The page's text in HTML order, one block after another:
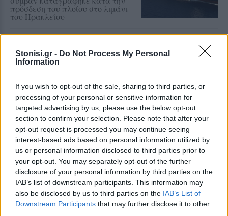
Stonisi.gr - Do Not Process My Personal
Information
If you wish to opt-out of the sale, sharing to third parties, or
processing of your personal or sensitive information for
targeted advertising by us, please use the below opt-out
section to confirm your selection. Please note that after your
opt-out request is processed you may continue seeing
interest-based ads based on personal information utilized by
us or personal information disclosed to third parties prior to
your opt-out. You may separately opt-out of the further
disclosure of your personal information by third parties on the
IAB’s list of downstream participants. This information may
also be disclosed by us to third parties on the IAB’s List of
Downstream Participants that may further disclose it to other
πρόσδεση του πλοίου στο λιμάνι
του Ηρακλείου
«Ο Μύθος της Νυφίδας»
ζωντανεύει δίπλα στη θάλασσα
κληρονομιά της περιοχής την
Παρασκευή 7 Αυγούστου
ΧΩΡΙΑ
Με λαμπρότητα η Μεταμόρφωση
του Σωτήρος στον Κάτω Τρίτο
Πλήθος κόσμου συμμετείχε στο
διήμερο θρησκευτικών και
πολιτιστικών εκδηλώσεων του
Συλλόγου Πελοποννησίων Λέσβου
«Ο Μωριάς»